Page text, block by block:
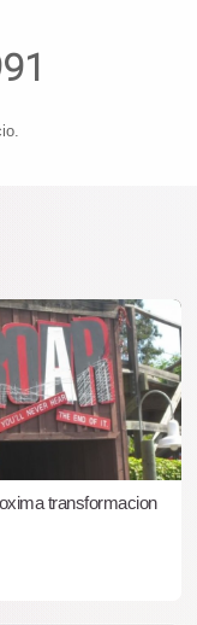
transformacion